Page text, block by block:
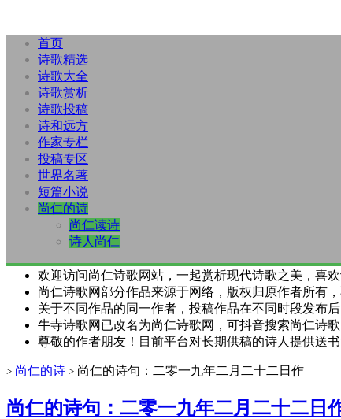
首页
诗歌精选
诗歌大全
诗歌赏析
诗歌投稿
诗和远方
作家专栏
投稿专区
世界名著
短篇小说
尚仁的诗
尚仁读诗
诗人尚仁
欢迎访问尚仁诗歌网站，一起赏析现代诗歌之美，喜
尚仁诗歌网部分作品来源于网络，版权归原作者所有
关于不同作品的同一作者，投稿作品在不同时段发布
牛寺诗歌网已改名为尚仁诗歌网，可抖音搜索尚仁诗
尊敬的作者朋友！目前平台对长期供稿的诗人提供送
> 尚仁的诗 > 尚仁的诗句：二零一九年二月二十二日作
尚仁的诗句：二零一九年二月二十二日